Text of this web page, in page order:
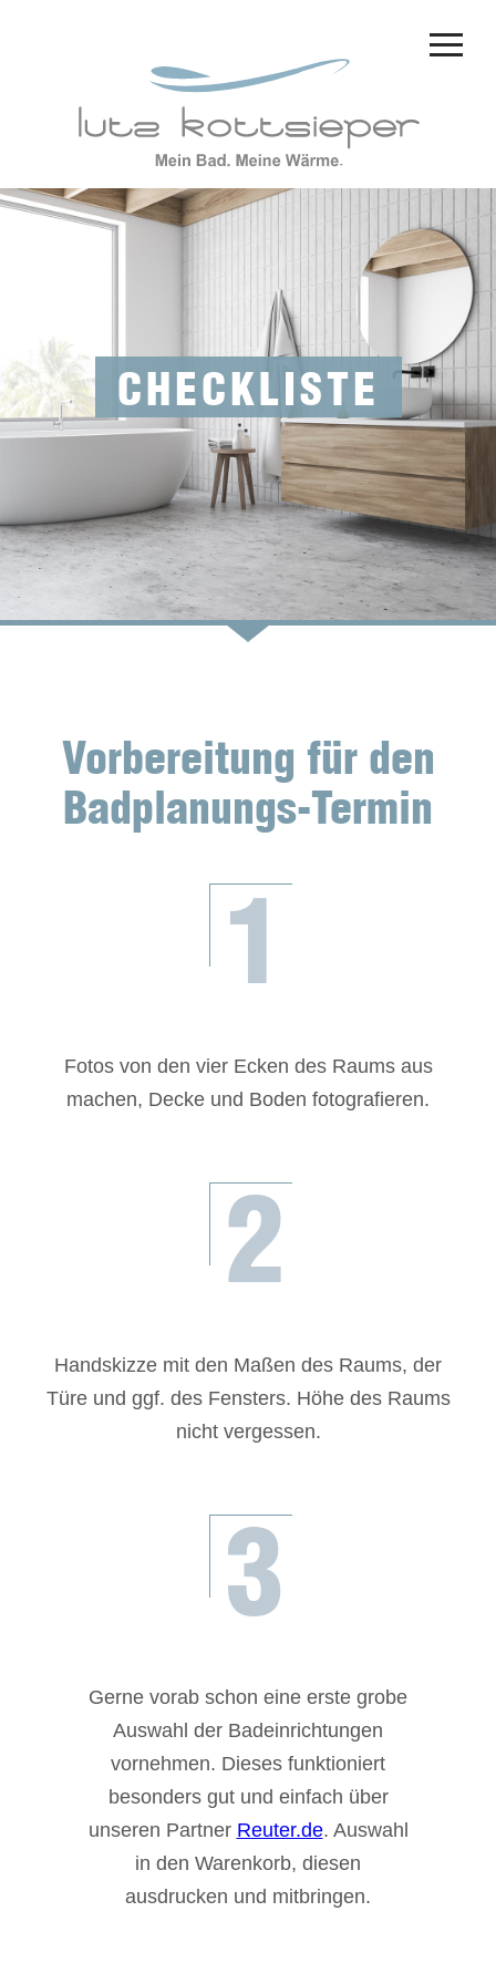
CHECKLISTE
Vorbereitung für den
Badplanungs-Termin
1
Fotos von den vier Ecken des Raums aus
machen, Decke und Boden fotografieren.
2
Handskizze mit den Maßen des Raums, der
Türe und ggf. des Fensters. Höhe des Raums
nicht vergessen.
3
Gerne vorab schon eine erste grobe
Auswahl der Badeinrichtungen
vornehmen. Dieses funktioniert
besonders gut und einfach über
unseren Partner Reuter.de. Auswahl
in den Warenkorb, diesen
ausdrucken und mitbringen.